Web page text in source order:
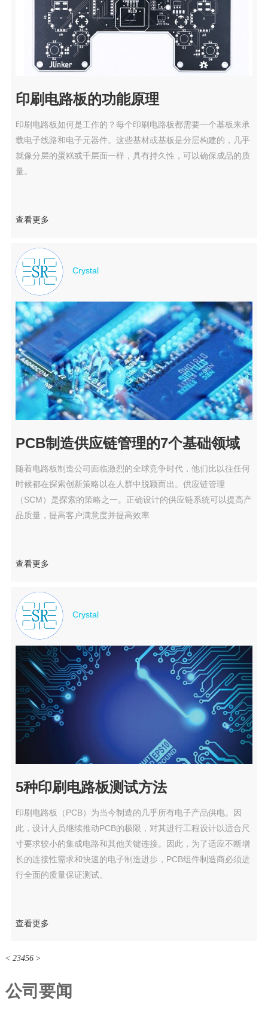
印刷电路板的功能原理
印刷电路板如何是工作的？每个印刷电路板都需要一个基板来承
载电子线路和电子元器件。这些基材或基板是分层构建的，几乎
就像分层的蛋糕或千层面一样，具有持久性，可以确保成品的质
量。
查看更多
Crystal
PCB制造供应链管理的7个基础领域
随着电路板制造公司面临激烈的全球竞争时代，他们比以往任何
时候都在探索创新策略以在人群中脱颖而出。供应链管理
（SCM）是探索的策略之一。正确设计的供应链系统可以提高产
品质量，提高客户满意度并提高效率
查看更多
Crystal
5种印刷电路板测试方法
印刷电路板（PCB）为当今制造的几乎所有电子产品供电。因
此，设计人员继续推动PCB的极限，对其进行工程设计以适合尺
寸要求较小的集成电路和其他关键连接。因此，为了适应不断增
长的连接性需求和快速的电子制造进步，PCB组件制造商必须进
行全面的质量保证测试。
查看更多
< 23456 >
公司要闻